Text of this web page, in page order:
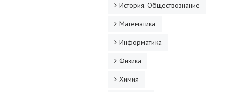
История. Обществознание
Математика
Информатика
Физика
Химия